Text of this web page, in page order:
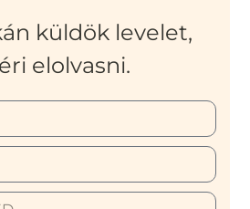
küldök levelet,
elolvasni.